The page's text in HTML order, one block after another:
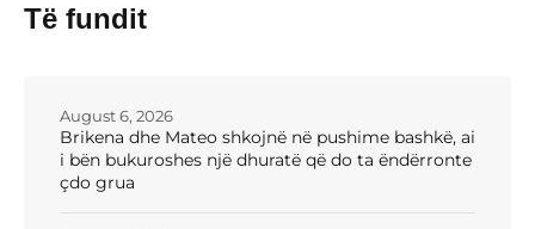
Të fundit
Brikena dhe Mateo shkojnë në pushime bashkë, ai
i bën bukuroshes një dhuratë që do ta ëndërronte
çdo grua
August 6, 2026